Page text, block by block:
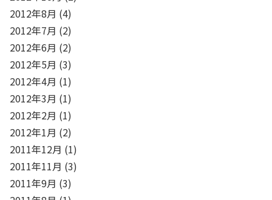
2012年8月 (4)
2012年7月 (2)
2012年6月 (2)
2012年5月 (3)
2012年4月 (1)
2012年3月 (1)
2012年2月 (1)
2012年1月 (2)
2011年12月 (1)
2011年11月 (3)
2011年9月 (3)